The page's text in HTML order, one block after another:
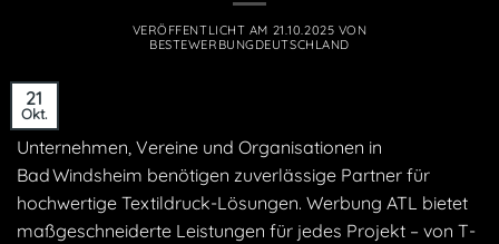
VERÖFFENTLICHT AM 21.10.2025 VON
BESTEWERBUNGDEUTSCHLAND
21
Okt.
Unternehmen, Vereine und Organisationen in
Bad Windsheim benötigen zuverlässige Partner für
hochwertige Textildruck-Lösungen. Werbung ATL bietet
maßgeschneiderte Leistungen für jedes Projekt – von T-